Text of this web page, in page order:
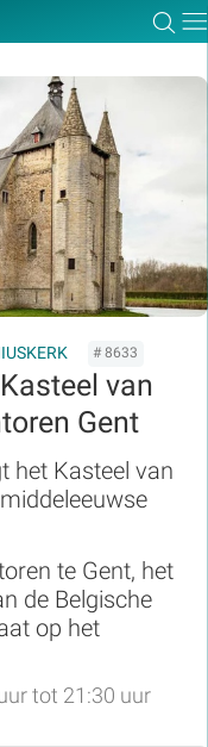
# 8633
van
Gent
het Kasteel van
te Gent, het
de Belgische
op het
tot 21:30 uur